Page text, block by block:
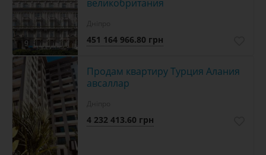
9
великобритания
451 164 966.80 грн
Продам квартиру Турция Алания
авсаллар
4 232 413.60 грн